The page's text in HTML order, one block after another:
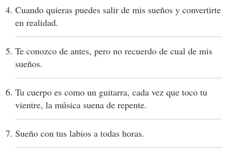
Cuando quieras puedes salir de mis sueños y convertirte
en realidad.
Te conozco de antes, pero no recuerdo de cual de mis
sueños.
Tu cuerpo es como un guitarra, cada vez que toco tu
vientre, la música suena de repente.
Sueño con tus labios a todas horas.